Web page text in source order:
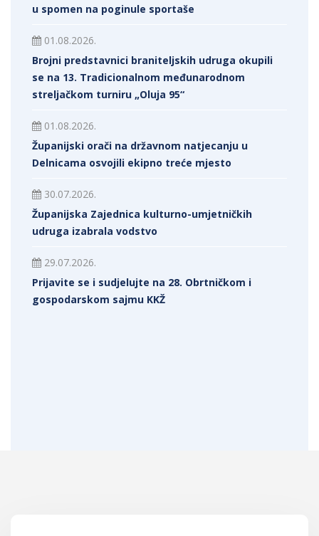
u spomen na poginule sportaše
01.08.2026.
Brojni predstavnici braniteljskih udruga okupili
se na 13. Tradicionalnom međunarodnom
streljačkom turniru „Oluja 95“
01.08.2026.
Županijski orači na državnom natjecanju u
Delnicama osvojili ekipno treće mjesto
30.07.2026.
Županijska Zajednica kulturno-umjetničkih
udruga izabrala vodstvo
29.07.2026.
Prijavite se i sudjelujte na 28. Obrtničkom i
gospodarskom sajmu KKŽ